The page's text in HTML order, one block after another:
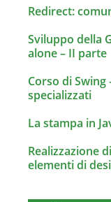
Redirect:
Sviluppo della
alone – II parte
Corso di
specializzati
La stampa in
Realizzazione
elementi di